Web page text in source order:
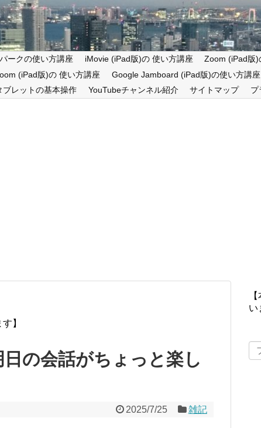
ークの使い方講座 iMovie (iPad版)の 使い方講座
Zoom (iPad版)
(iPad版)の 使い方講座 Google Jamboard (iPad版)の使い方講座
ブレットの基本操作 YouTubeチャンネル紹介 サイトマップ プ
】
の会話がちょっと楽し
2025/7/25 雑記
い